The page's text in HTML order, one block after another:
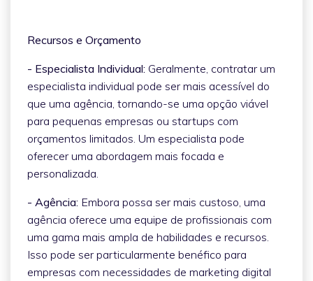
Recursos e Orçamento
- Especialista Individual: Geralmente, contratar um
especialista individual pode ser mais acessível do
que uma agência, tornando-se uma opção viável
para pequenas empresas ou startups com
orçamentos limitados. Um especialista pode
oferecer uma abordagem mais focada e
personalizada.
- Agência: Embora possa ser mais custoso, uma
agência oferece uma equipe de profissionais com
uma gama mais ampla de habilidades e recursos.
Isso pode ser particularmente benéfico para
empresas com necessidades de marketing digital